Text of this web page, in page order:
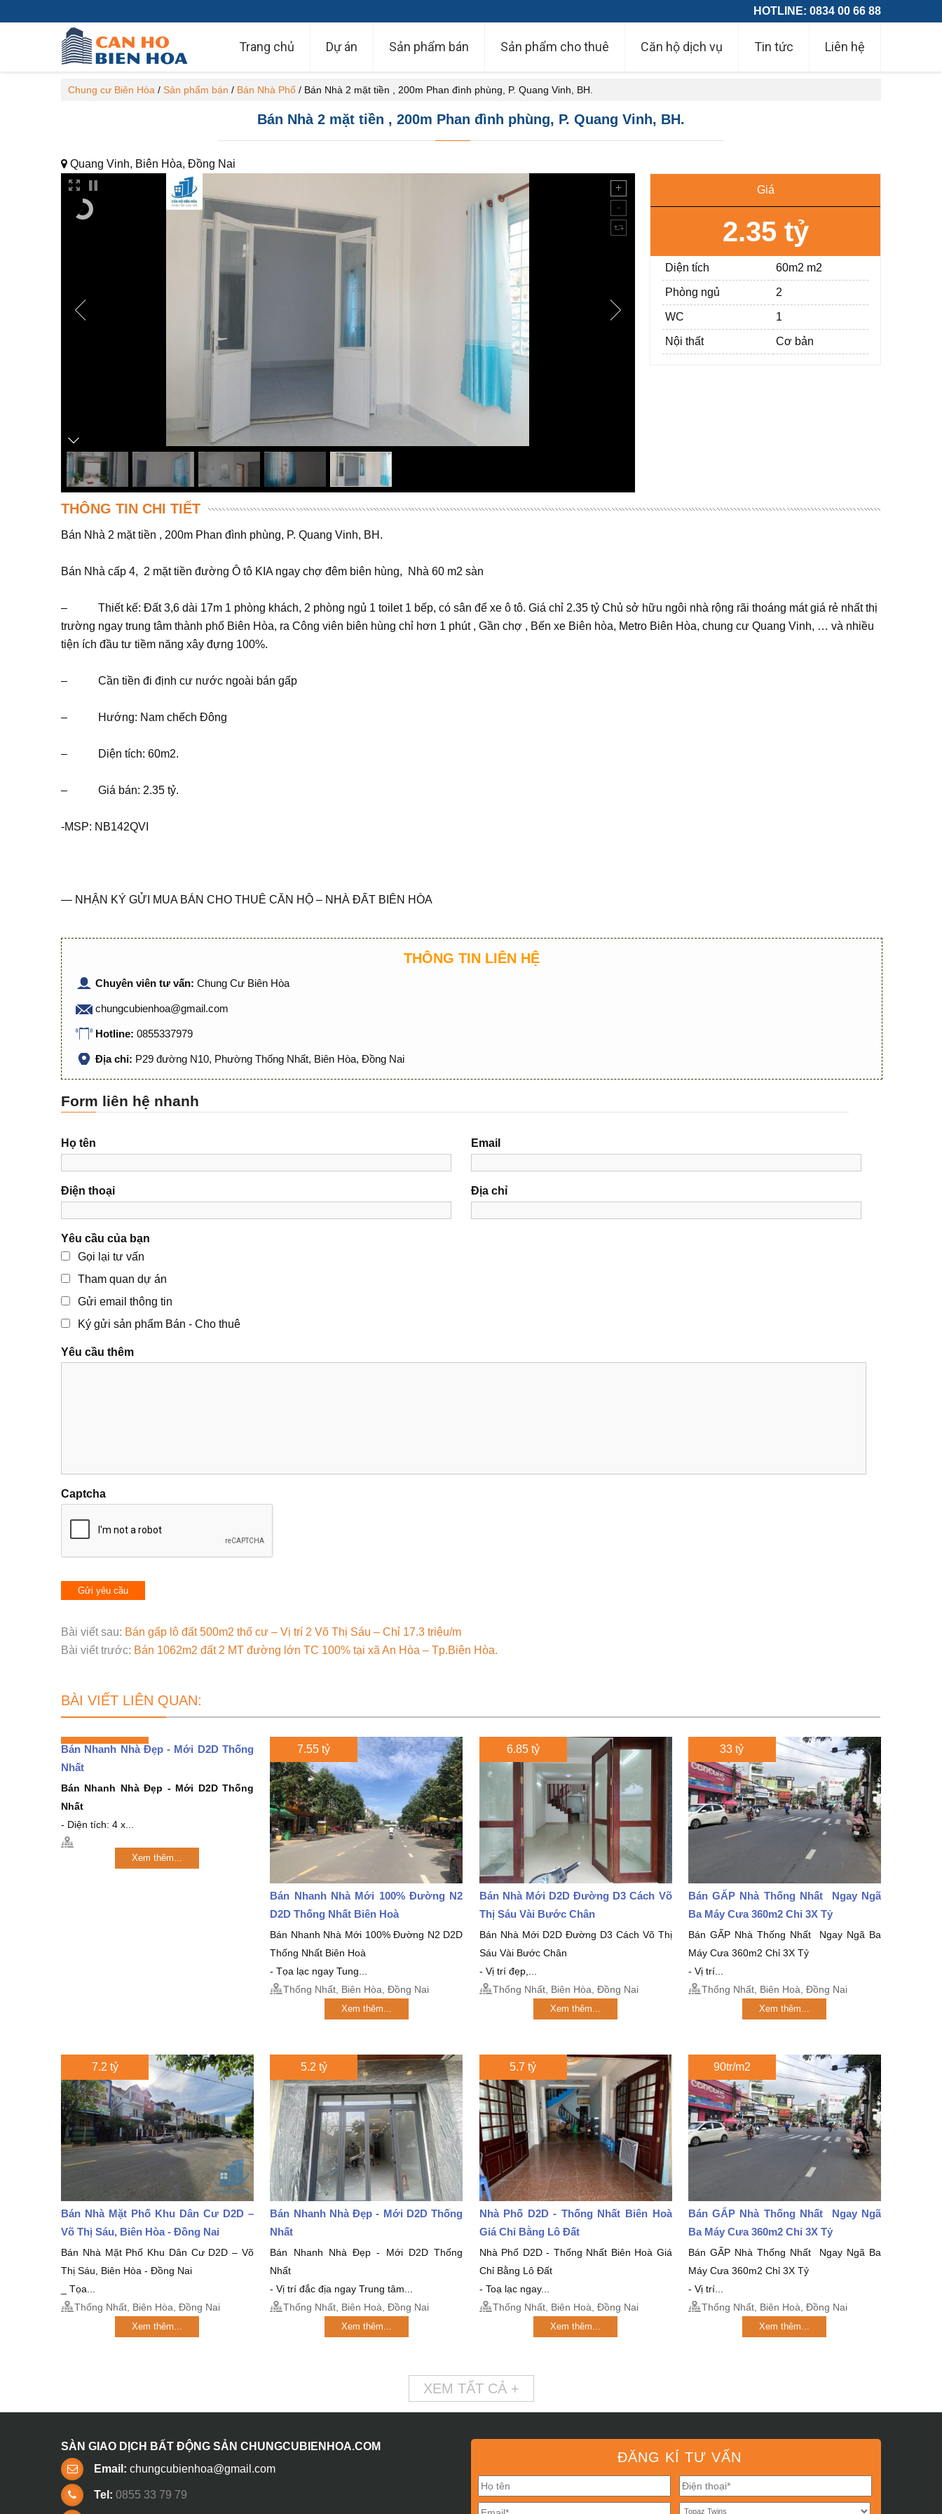
HOTLINE: 0834 00 66 88
Trang chủ Dự án Sản phẩm bán Sản phẩm cho thuê Căn hộ dịch vụ Tin tức Liên hệ
Chung cư Biên Hòa / Sản phẩm bán / Bán Nhà Phố / Bán Nhà 2 mặt tiền , 200m Phan đình phùng, P. Quang Vinh, BH.
Bán Nhà 2 mặt tiền , 200m Phan đình phùng, P. Quang Vinh, BH.
Quang Vinh, Biên Hòa, Đồng Nai
Giá
2.35 tỷ
Diện tích 60m2 m2
Phòng ngủ 2
WC 1
Nội thất Cơ bản
THÔNG TIN CHI TIẾT
Bán Nhà 2 mặt tiền , 200m Phan đình phùng, P. Quang Vinh, BH.
Bán Nhà cấp 4, 2 mặt tiền đường Ô tô KIA ngay chợ đêm biên hùng, Nhà 60 m2 sàn
– Thiết kế: Đất 3,6 dài 17m 1 phòng khách, 2 phòng ngủ 1 toilet 1 bếp, có sân để xe ô tô. Giá chỉ 2.35 tỷ Chủ sở hữu ngôi nhà rộng rãi thoáng mát giá rẻ nhất thị
trường ngay trung tâm thành phố Biên Hòa, ra Công viên biên hùng chỉ hơn 1 phút , Gần chợ , Bến xe Biên hòa, Metro Biên Hòa, chung cư Quang Vinh, … và nhiều
tiện ích đầu tư tiềm năng xây đựng 100%.
– Cần tiền đi định cư nước ngoài bán gấp
– Hướng: Nam chếch Đông
– Diện tích: 60m2.
– Giá bán: 2.35 tỷ.
-MSP: NB142QVI
— NHẬN KÝ GỬI MUA BÁN CHO THUÊ CĂN HỘ – NHÀ ĐẤT BIÊN HÒA
THÔNG TIN LIÊN HỆ
Chuyên viên tư vấn: Chung Cư Biên Hòa
chungcubienhoa@gmail.com
Hotline: 0855337979
Địa chỉ: P29 đường N10, Phường Thống Nhất, Biên Hòa, Đồng Nai
Form liên hệ nhanh
Họ tên Email
Điện thoại Địa chỉ
Yêu cầu của bạn
Gọi lại tư vấn
Tham quan dự án
Gửi email thông tin
Ký gửi sản phẩm Bán - Cho thuê
Yêu cầu thêm
Captcha
Bài viết sau: Bán gấp lô đất 500m2 thổ cư – Vị trí 2 Võ Thị Sáu – Chỉ 17.3 triệu/m
Bài viết trước: Bán 1062m2 đất 2 MT đường lớn TC 100% tại xã An Hòa – Tp.Biên Hòa.
BÀI VIẾT LIÊN QUAN:
Bán Nhanh Nhà Đẹp - Mới D2D Thống
Nhất
Bán Nhanh Nhà Đẹp - Mới D2D Thống
Nhất
- Diện tích: 4 x...
Xem thêm...
7.55 tỷ
Bán Nhanh Nhà Mới 100% Đường N2
D2D Thống Nhất Biên Hoà
Bán Nhanh Nhà Mới 100% Đường N2 D2D
Thống Nhất Biên Hoà
- Tọa lạc ngay Tung...
Thống Nhất, Biên Hòa, Đồng Nai
Xem thêm...
6.85 tỷ
Bán Nhà Mới D2D Đường D3 Cách Võ
Thị Sáu Vài Bước Chân
Bán Nhà Mới D2D Đường D3 Cách Võ Thị
Sáu Vài Bước Chân
- Vị trí đẹp,...
Thống Nhất, Biên Hòa, Đồng Nai
Xem thêm...
33 tỷ
Bán GẤP Nhà Thống Nhất Ngay Ngã
Ba Máy Cưa 360m2 Chỉ 3X Tỷ
Bán GẤP Nhà Thống Nhất Ngay Ngã Ba
Máy Cưa 360m2 Chỉ 3X Tỷ
- Vị trí...
Thống Nhất, Biên Hoà, Đồng Nai
Xem thêm...
7.2 tỷ
Bán Nhà Mặt Phố Khu Dân Cư D2D –
Võ Thị Sáu, Biên Hòa - Đồng Nai
Bán Nhà Mặt Phố Khu Dân Cư D2D – Võ
Thị Sáu, Biên Hòa - Đồng Nai
_ Tọa...
Thống Nhất, Biên Hòa, Đồng Nai
Xem thêm...
5.2 tỷ
Bán Nhanh Nhà Đẹp - Mới D2D Thống
Nhất
Bán Nhanh Nhà Đẹp - Mới D2D Thống
Nhất
- Vị trí đắc địa ngay Trung tâm...
Thống Nhất, Biên Hoà, Đồng Nai
Xem thêm...
5.7 tỷ
Nhà Phố D2D - Thống Nhất Biên Hoà
Giá Chỉ Bằng Lô Đất
Nhà Phố D2D - Thống Nhất Biên Hoà Giá
Chỉ Bằng Lô Đất
- Toạ lạc ngay...
Thống Nhất, Biên Hoà, Đồng Nai
Xem thêm...
90tr/m2
Bán GẤP Nhà Thống Nhất Ngay Ngã
Ba Máy Cưa 360m2 Chỉ 3X Tỷ
Bán GẤP Nhà Thống Nhất Ngay Ngã Ba
Máy Cưa 360m2 Chỉ 3X Tỷ
- Vị trí...
Thống Nhất, Biên Hoà, Đồng Nai
Xem thêm...
XEM TẤT CẢ +
ĐĂNG KÍ TƯ VẤN
SÀN GIAO DỊCH BẤT ĐỘNG SẢN CHUNGCUBIENHOA.COM
Email: chungcubienhoa@gmail.com
Tel: 0855 33 79 79